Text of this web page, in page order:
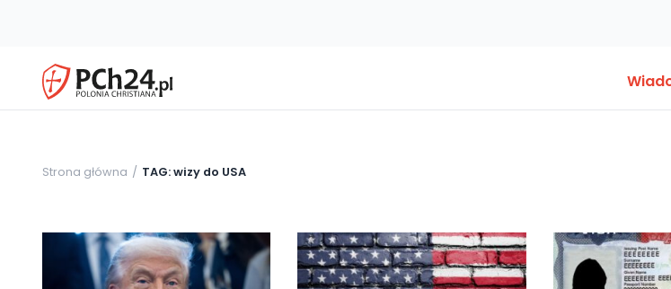
Strona główna TAG: wizy do USA